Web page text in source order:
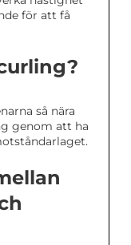
för att få
så nära
genom att ha